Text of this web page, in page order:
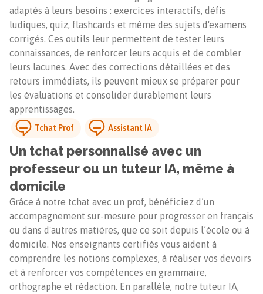
adaptés à leurs besoins : exercices interactifs, défis
ludiques, quiz, flashcards et même des sujets d'examens
corrigés. Ces outils leur permettent de tester leurs
connaissances, de renforcer leurs acquis et de combler
leurs lacunes. Avec des corrections détaillées et des
retours immédiats, ils peuvent mieux se préparer pour
les évaluations et consolider durablement leurs
apprentissages.
Tchat Prof Assistant IA
Un tchat personnalisé avec un
professeur ou un tuteur IA, même à
domicile
Grâce à notre tchat avec un prof, bénéficiez d’un
accompagnement sur-mesure pour progresser en français
ou dans d'autres matières, que ce soit depuis l’école ou à
domicile. Nos enseignants certifiés vous aident à
comprendre les notions complexes, à réaliser vos devoirs
et à renforcer vos compétences en grammaire,
orthographe et rédaction. En parallèle, notre tuteur IA,